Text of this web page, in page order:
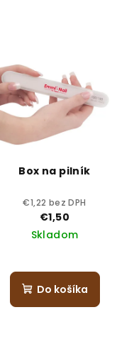
Box na pilník
€1,22 bez DPH
€1,50
Skladom
Do košíka